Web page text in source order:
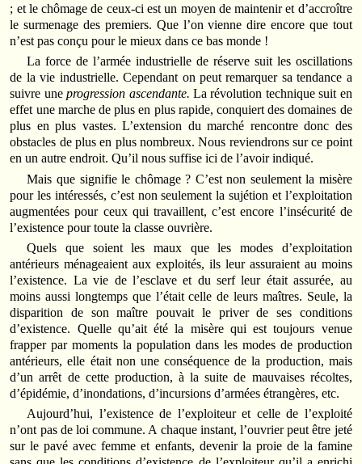
; et le chômage de ceux-ci est un moyen de maintenir et d’accroître
le surmenage des premiers. Que l’on vienne dire encore que tout
n’est pas conçu pour le mieux dans ce bas monde !
La force de l’armée industrielle de réserve suit les oscillations
de la vie indus­trielle. Cependant on peut remarquer sa tendance a
suivre uneprogression ascendante. La révolution technique suit en
effet une marche de plus en plus rapide, conquiert des domaines de
plus en plus vastes. L’extension du marché rencontre donc des
obstacles de plus en plus nombreux. Nous reviendrons sur ce point
en un autre endroit. Qu’il nous suffise ici de l’avoir indiqué.
Mais que signifie le chômage ? C’est non seulement la misère
pour les intéressés, c’est non seulement la sujétion et l’exploitation
augmentées pour ceux qui travaillent, c’est encore l’insécurité de
l’existence pour toute la classe ouvrière.
Quels que soient les maux que les modes d’exploitation
antérieurs ménageaient aux exploités, ils leur assuraient au moins
l’existence. La vie de l’esclave et du serf leur était assurée, au
moins aussi longtemps que l’était celle de leurs maîtres. Seule, la
disparition de son maître pouvait le priver de ses conditions
d’existence. Quelle qu’ait été la misère qui est toujours venue
frapper par moments la population dans les modes de production
antérieurs, elle était non une conséquence de la production, mais
d’un arrêt de cette production, à la suite de mauvaises récoltes,
d’épidémie, d’inondations, d’incursions d’armées étrangères, etc.
Aujourd’hui, l’existence de l’exploiteur et celle de l’exploité
n’ont pas de loi commune. A chaque instant, l’ouvrier peut être jeté
sur le pavé avec femme et enfants, devenir la proie de la famine